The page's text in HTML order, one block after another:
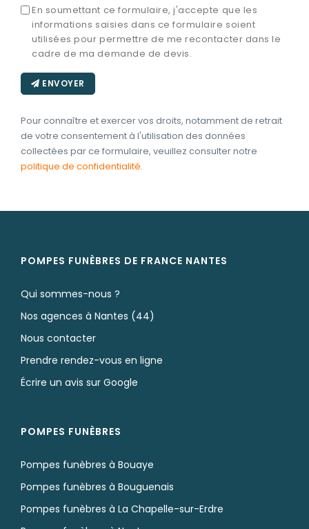
En soumettant ce formulaire, j'accepte que les
informations saisies dans ce formulaire soient
utilisées pour permettre de me recontacter dans le
cadre de ma demande de devis.
ENVOYER
Pour connaître et exercer vos droits, notamment de retrait
de votre consentement à l'utilisation des données
collectées par ce formulaire, veuillez consulter notre
politique de confidentialité.
POMPES FUNÈBRES DE FRANCE NANTES
Qui sommes-nous ?
Nos agences à Nantes (44)
Nous contacter
Prendre rendez-vous en ligne
Écrire un avis sur Google
POMPES FUNÈBRES
Pompes funèbres à Bouaye
Pompes funèbres à Bouguenais
Pompes funèbres à La Chapelle-sur-Erdre